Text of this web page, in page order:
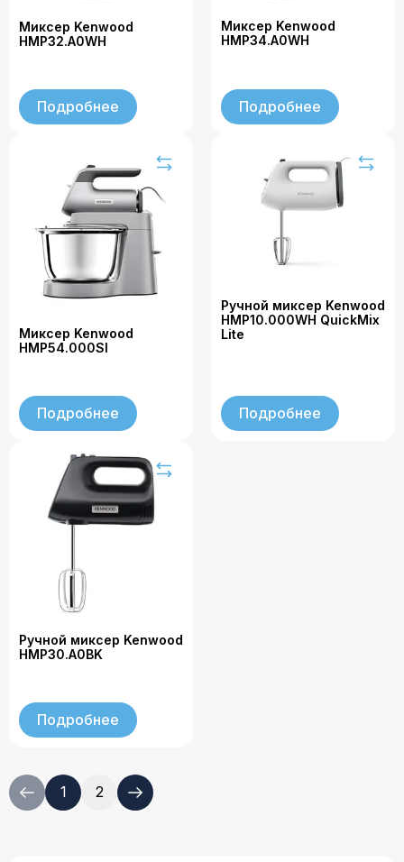
Миксер Kenwood
HMP32.A0WH
Подробнее
Миксер Kenwood
HMP34.A0WH
Подробнее
Миксер Kenwood
HMP54.000SI
Подробнее
Ручной миксер Kenwood
HMP10.000WH QuickMix
Lite
Подробнее
Ручной миксер Kenwood
HMP30.A0BK
Подробнее
1 2